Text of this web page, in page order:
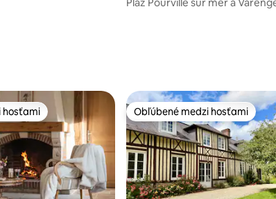
počet hodnotení: 86
hosťami
hosťami Obľúbené medzi hosťami
Obľúbené medzi hosťami